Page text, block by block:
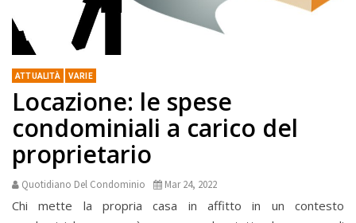
ATTUALITÀ VARIE
Locazione: le spese
condominiali a carico del
proprietario
Quotidiano Del Condominio Mar 24, 2022
Chi mette la propria casa in affitto in un contesto